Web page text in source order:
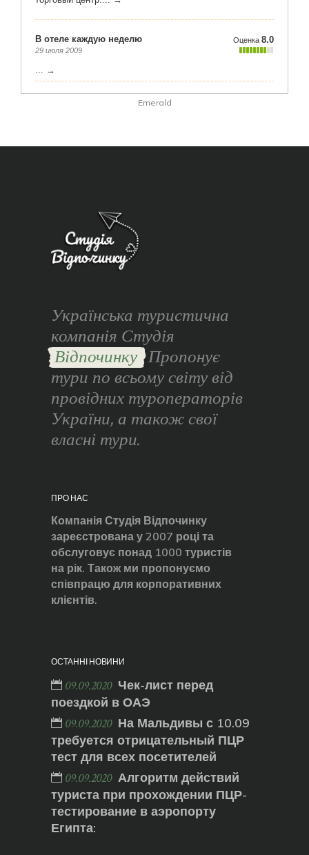
Emerald
Українська туристична
компанія Студія
Відпочинку Пропонує
тури по всьому світу від
провідних туроператорів
України, а також свої
власні тури.
ПРО НАС
Компанія Студія Відпочинку
зареєстрована у 2007 році та
обслуговує понад 1000 туристів
на рік. Також ми пропонуємо
співпрацю для корпоративних
клієнтів.
ОСТАННІ НОВИНИ
09.09.2020 Чек-лист перед
поездкой в ОАЭ
09.09.2020 На Мальдивы с 10.09
требуется отрицательный ПЦР
тест для всех посетителей
09.09.2020 Алгоритм действий
туриста при прохождении ПЦР-
тестирование в аэропорту
Египта: